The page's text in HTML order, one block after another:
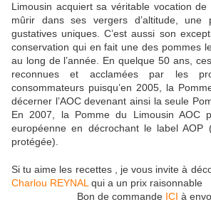
Limousin acquiert sa véritable vocation de
mûrir dans ses vergers d’altitude, une
gustatives uniques. C’est aussi son
conservation qui en fait une des pommes
au long de l’année. En quelque 50 ans,
reconnues et acclamées par les
consommateurs puisqu’en 2005, la
décerner l’AOC devenant ainsi la seule
En 2007, la Pomme du Limousin AOC
européenne en décrochant le label AOP
protégée).
Si tu aime les recettes , je vous invite à
Charlou REYNAL qui a un prix raisonnable
Bon de commande ICI à